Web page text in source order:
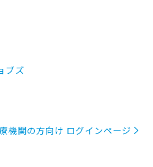
ブズ
機関の方向け ログインページ